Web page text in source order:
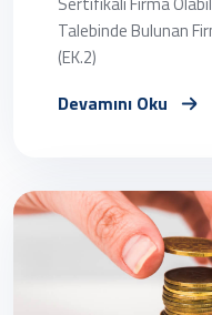
Talebinde Bulunan
(EK.2)
Devamını Oku